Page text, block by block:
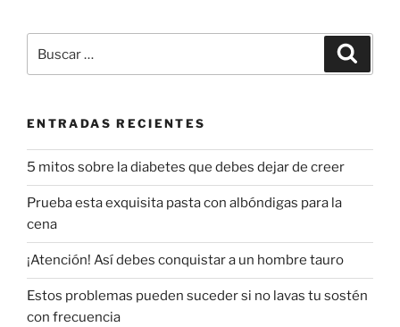
por:
ENTRADAS RECIENTES
5 mitos sobre la diabetes que debes dejar de creer
Prueba esta exquisita pasta con albóndigas para la
cena
¡Atención! Así debes conquistar a un hombre tauro
Estos problemas pueden suceder si no lavas tu sostén
con frecuencia